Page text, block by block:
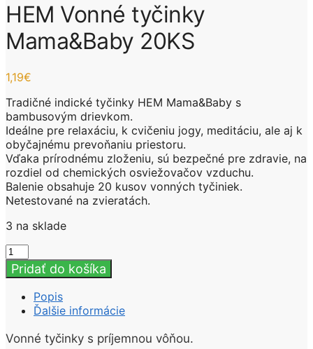
HEM Vonné tyčinky
Mama&Baby 20KS
1,19€
Tradičné indické tyčinky HEM Mama&Baby s
bambusovým drievkom.
Ideálne pre relaxáciu, k cvičeniu jogy, meditáciu, ale aj k
obyčajnému prevoňaniu priestoru.
Vďaka prírodnému zloženiu, sú bezpečné pre zdravie, na
rozdiel od chemických osviežovačov vzduchu.
Balenie obsahuje 20 kusov vonných tyčiniek.
Netestované na zvieratách.
3 na sklade
množstvo
HEM
Vonné
tyčinky
Mama&Baby
Pridať do košíka
Popis
Ďalšie informácie
Vonné tyčinky s príjemnou vôňou.